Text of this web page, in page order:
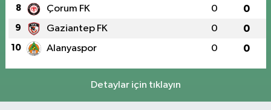
8 Çorum FK 0 0
9 Gaziantep FK 0 0
10 Alanyaspor 0 0
Detaylar için tıklayın